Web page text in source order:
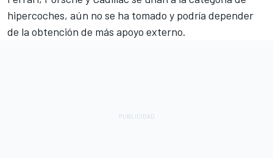
hipercoches, aún no se ha tomado y podría depender
de la obtención de más apoyo externo.